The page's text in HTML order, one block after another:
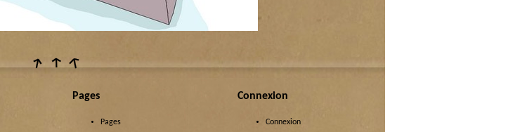
Pages
Pages
Connexion
Connexion